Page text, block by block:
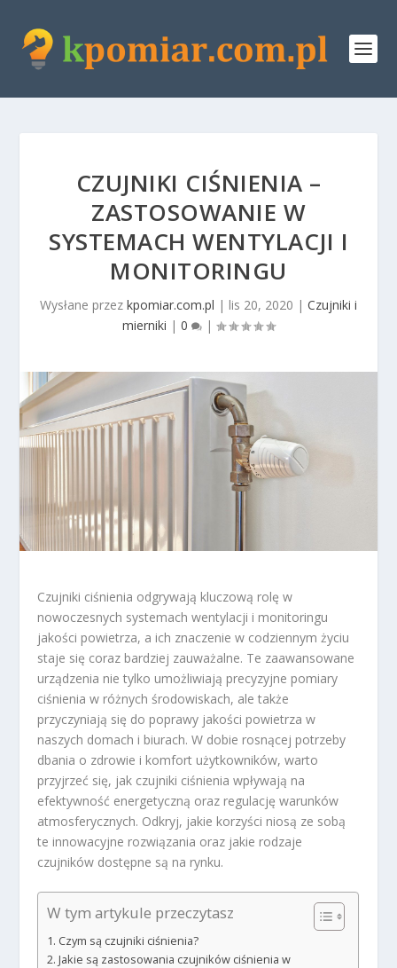
CZUJNIKI CIŚNIENIA –
ZASTOSOWANIE W
SYSTEMACH WENTYLACJI I
MONITORINGU
Wysłane przez kpomiar.com.pl | lis 20, 2020 | Czujniki i
mierniki | 0 |
Czujniki ciśnienia odgrywają kluczową rolę w
nowoczesnych systemach wentylacji i monitoringu
jakości powietrza, a ich znaczenie w codziennym życiu
staje się coraz bardziej zauważalne. Te zaawansowane
urządzenia nie tylko umożliwiają precyzyjne pomiary
ciśnienia w różnych środowiskach, ale także
przyczyniają się do poprawy jakości powietrza w
naszych domach i biurach. W dobie rosnącej potrzeby
dbania o zdrowie i komfort użytkowników, warto
przyjrzeć się, jak czujniki ciśnienia wpływają na
efektywność energetyczną oraz regulację warunków
atmosferycznych. Odkryj, jakie korzyści niosą ze sobą
te innowacyjne rozwiązania oraz jakie rodzaje
czujników dostępne są na rynku.
W tym artykule przeczytasz
Czym są czujniki ciśnienia?
Jakie są zastosowania czujników ciśnienia w